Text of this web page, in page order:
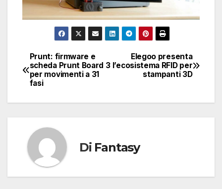
Navigazione
articoli
Elegoo presenta
l’ecosistema RFID per
stampanti 3D
Prunt: firmware e
scheda Prunt Board 3
per movimenti a 31
fasi
Di Fantasy